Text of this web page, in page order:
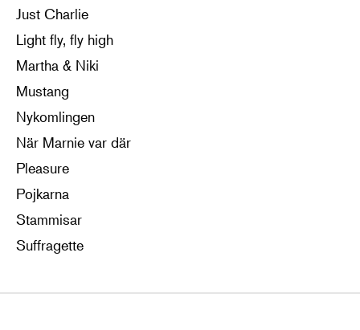
Just Charlie
Light fly, fly high
Martha & Niki
Mustang
Nykomlingen
När Marnie var där
Pleasure
Pojkarna
Stammisar
Suffragette